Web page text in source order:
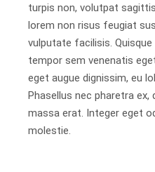
turpis non, volutpat
lorem non risus feugiat
vulputate facilisis.
tempor sem venenatis
eget augue dignissim, eu
Phasellus nec pharetra ex,
massa erat. Integer eget
molestie.